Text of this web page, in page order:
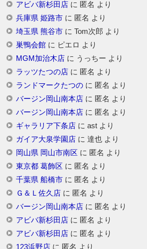
アビバ新杉田店に 匿名 より
兵庫県 姫路市に 匿名 より
埼玉県 熊谷市に Tom次郎 より
巣鴨会館に ピエロ より
MGM加治木店に うっちー より
ラッツたつの店に 匿名 より
ランドマークたつのに 匿名 より
バージン岡山南本店に 匿名 より
バージン岡山南本店に 匿名 より
ギャラリア下条店に astより
ガイア大泉学園店に 達也より
岡山県 岡山市南区 に 匿名 より
東京都 葛飾区 に 匿名 より
千葉県 船橋市に 匿名 より
Ｇ＆Ｌ佐久店に 匿名 より
バージン岡山南本店に 匿名 より
アビバ新杉田店に 匿名 より
アビバ新杉田店に 匿名 より
123浜野店に 匿名 より